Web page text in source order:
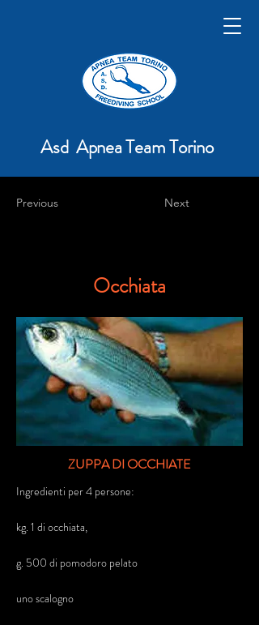
Asd Apnea Team Torino
Previous Next
Occhiata
ZUPPA DI OCCHIATE
Ingredienti per 4 persone:
kg. 1 di occhiata,
g. 500 di pomodoro pelato
uno scalogno